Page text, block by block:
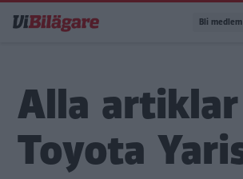
till
Bli medlem
Alla
Toyota